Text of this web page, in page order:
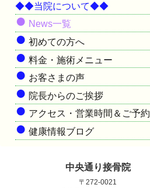
◆◆当院について◆◆
● News一覧
● 初めての方へ
● 料金・施術メニュー
● お客さまの声
● 院長からのご挨拶
● アクセス・営業時間＆ご予約
● 健康情報ブログ
中央通り接骨院
〒272-0021